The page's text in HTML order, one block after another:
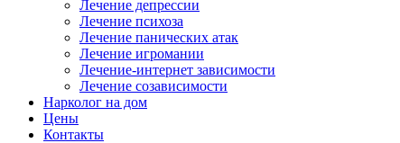
Лечение депрессии
Лечение психоза
Лечение панических атак
Лечение игромании
Лечение-интернет зависимости
Лечение созависимости
Нарколог на дом
Цены
Контакты